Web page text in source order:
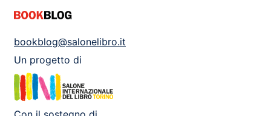
bookblog@salonelibro.it
Un progetto di